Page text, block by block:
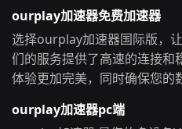
ourplay加速器免费加速器
选择ourplay加速器国际版，
们的服务提供了高速的连接和
体验更加完美，同时确保您的
ourplay加速器pc端